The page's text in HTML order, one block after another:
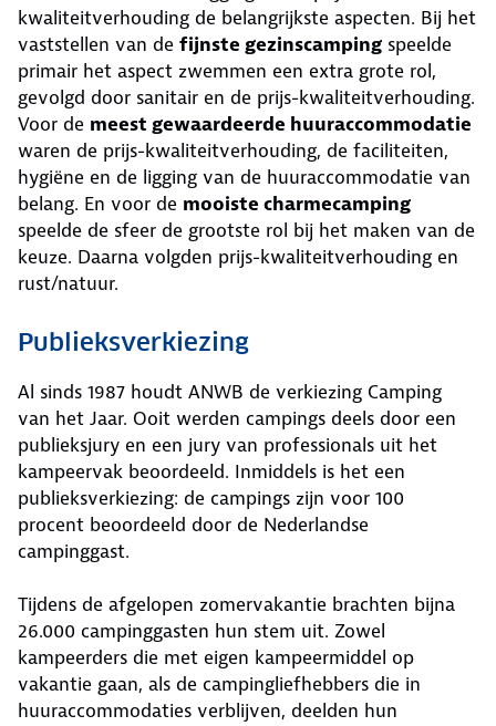
kwaliteitverhouding de belangrijkste aspecten. Bij het
vaststellen van de fijnste gezinscamping speelde
primair het aspect zwemmen een extra grote rol,
gevolgd door sanitair en de prijs-kwaliteitverhouding.
Voor de meest gewaardeerde huuraccommodatie
waren de prijs-kwaliteitverhouding, de faciliteiten,
hygiëne en de ligging van de huuraccommodatie van
belang. En voor de mooiste charmecamping
speelde de sfeer de grootste rol bij het maken van de
keuze. Daarna volgden prijs-kwaliteitverhouding en
rust/natuur.
Publieksverkiezing
Al sinds 1987 houdt ANWB de verkiezing Camping
van het Jaar. Ooit werden campings deels door een
publieksjury en een jury van professionals uit het
kampeervak beoordeeld. Inmiddels is het een
publieksverkiezing: de campings zijn voor 100
procent beoordeeld door de Nederlandse
campinggast.
Tijdens de afgelopen zomervakantie brachten bijna
26.000 campinggasten hun stem uit. Zowel
kampeerders die met eigen kampeermiddel op
vakantie gaan, als de campingliefhebbers die in
huuraccommodaties verblijven, deelden hun